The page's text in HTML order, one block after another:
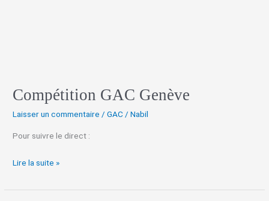
Compétition GAC Genève
Laisser un commentaire /GAC /Nabil
Pour suivre le direct :
Lire la suite »